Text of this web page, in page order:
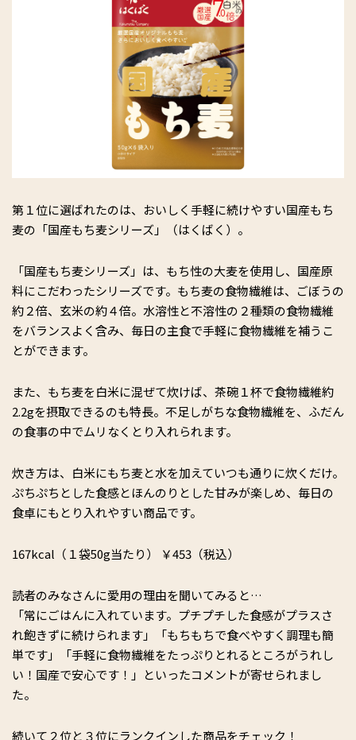
第１位に選ばれたのは、おいしく手軽に続けやすい国産もち
麦の「国産もち麦シリーズ」（はくばく）。
「国産もち麦シリーズ」は、もち性の大麦を使用し、国産原
料にこだわったシリーズです。もち麦の食物繊維は、ごぼうの
約２倍、玄米の約４倍。水溶性と不溶性の２種類の食物繊維
をバランスよく含み、毎日の主食で手軽に食物繊維を補うこ
とができます。
また、もち麦を白米に混ぜて炊けば、茶碗１杯で食物繊維約
2.2gを摂取できるのも特長。不足しがちな食物繊維を、ふだん
の食事の中でムリなくとり入れられます。
炊き方は、白米にもち麦と水を加えていつも通りに炊くだけ。
ぷちぷちとした食感とほんのりとした甘みが楽しめ、毎日の
食卓にもとり入れやすい商品です。
167kcal（１袋50g当たり） ￥453（税込）
読者のみなさんに愛用の理由を聞いてみると…
「常にごはんに入れています。プチプチした食感がプラスさ
れ飽きずに続けられます」「もちもちで食べやすく調理も簡
単です」「手軽に食物繊維をたっぷりとれるところがうれし
い！国産で安心です！」といったコメントが寄せられまし
た。
続いて２位と３位にランクインした商品をチェック！